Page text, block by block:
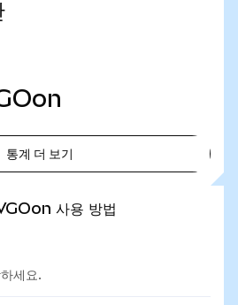
통계 더 보기
사용 방법
세요.